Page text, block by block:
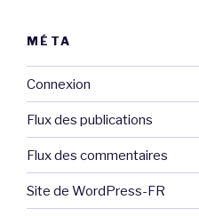
MÉTA
Connexion
Flux des publications
Flux des commentaires
Site de WordPress-FR